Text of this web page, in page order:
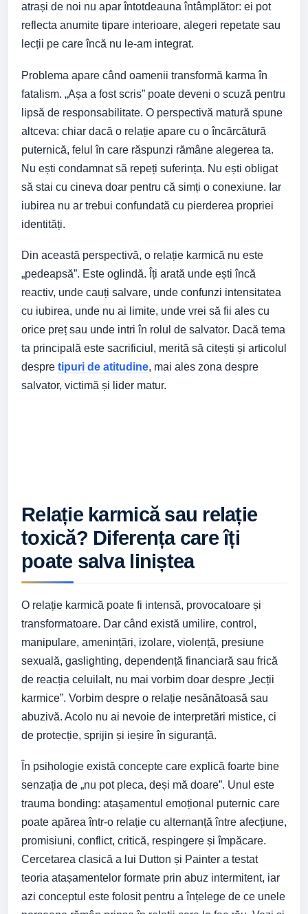
atrași de noi nu apar întotdeauna întâmplător: ei pot
reflecta anumite tipare interioare, alegeri repetate sau
lecții pe care încă nu le-am integrat.
Problema apare când oamenii transformă karma în
fatalism. „Așa a fost scris” poate deveni o scuză pentru
lipsă de responsabilitate. O perspectivă matură spune
altceva: chiar dacă o relație apare cu o încărcătură
puternică, felul în care răspunzi rămâne alegerea ta.
Nu ești condamnat să repeți suferința. Nu ești obligat
să stai cu cineva doar pentru că simți o conexiune. Iar
iubirea nu ar trebui confundată cu pierderea propriei
identități.
Din această perspectivă, o relație karmică nu este
„pedeapsă”. Este oglindă. Îți arată unde ești încă
reactiv, unde cauți salvare, unde confunzi intensitatea
cu iubirea, unde nu ai limite, unde vrei să fii ales cu
orice preț sau unde intri în rolul de salvator. Dacă tema
ta principală este sacrificiul, merită să citești și articolul
despre tipuri de atitudine, mai ales zona despre
salvator, victimă și lider matur.
Relație karmică sau relație
toxică? Diferența care îți
poate salva liniștea
O relație karmică poate fi intensă, provocatoare și
transformatoare. Dar când există umilire, control,
manipulare, amenințări, izolare, violență, presiune
sexuală, gaslighting, dependență financiară sau frică
de reacția celuilalt, nu mai vorbim doar despre „lecții
karmice”. Vorbim despre o relație nesănătoasă sau
abuzivă. Acolo nu ai nevoie de interpretări mistice, ci
de protecție, sprijin și ieșire în siguranță.
În psihologie există concepte care explică foarte bine
senzația de „nu pot pleca, deși mă doare”. Unul este
trauma bonding: atașamentul emoțional puternic care
poate apărea într-o relație cu alternanță între afecțiune,
promisiuni, conflict, critică, respingere și împăcare.
Cercetarea clasică a lui Dutton și Painter a testat
teoria atașamentelor formate prin abuz intermitent, iar
azi conceptul este folosit pentru a înțelege de ce unele